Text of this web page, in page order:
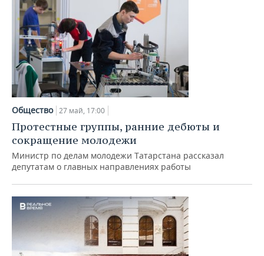
Общество 27 май, 17:00
Протестные группы, ранние дебюты и
сокращение молодежи
Министр по делам молодежи Татарстана рассказал
депутатам о главных направлениях работы